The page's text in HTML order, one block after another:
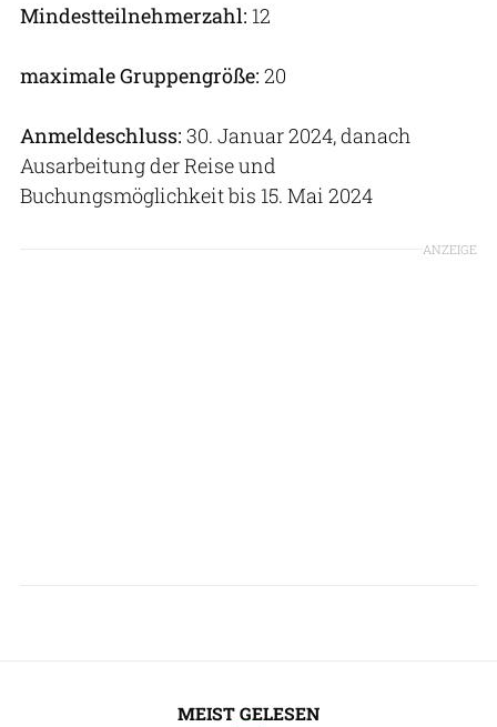
Mindestteilnehmerzahl: 12
maximale Gruppengröße: 20
Anmeldeschluss: 30. Januar 2024, danach
Ausarbeitung der Reise und
Buchungsmöglichkeit bis 15. Mai 2024
ANZEIGE
MEIST GELESEN